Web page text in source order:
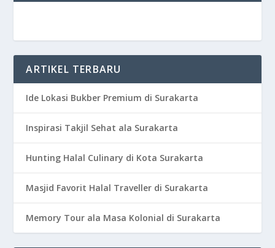
ARTIKEL TERBARU
Ide Lokasi Bukber Premium di Surakarta
Inspirasi Takjil Sehat ala Surakarta
Hunting Halal Culinary di Kota Surakarta
Masjid Favorit Halal Traveller di Surakarta
Memory Tour ala Masa Kolonial di Surakarta